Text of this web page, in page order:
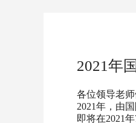
2021年
各位领导老师
2021年，由
即将在2021